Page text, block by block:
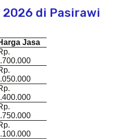
2026 di Pasirawi
Jasa